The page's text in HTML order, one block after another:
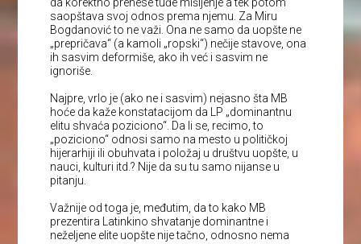
saopštava svoj odnos prema njemu. Za Miru
Bogdanović to ne važi. Ona ne samo da uopšte ne
„prepričava“ (a kamoli „ropski“) nečije stavove, ona
ih sasvim deformiše, ako ih već i sasvim ne
ignoriše.
Najpre, vrlo je (ako ne i sasvim) nejasno šta MB
hoće da kaže konstatacijom da LP „dominantnu
elitu shvaća poziciono“. Da li se, recimo, to
„poziciono“ odnosi samo na mesto u političkoj
hijerarhiji ili obuhvata i položaj u društvu uopšte, u
nauci, kulturi itd.? Nije da su tu samo nijanse u
pitanju.
Važnije od toga je, međutim, da to kako MB
prezentira Latinkino shvatanje dominantne i
neželjene elite uopšte nije tačno, odnosno nema